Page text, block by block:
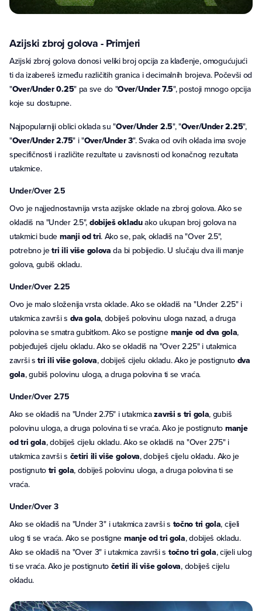
Azijski zbroj golova - Primjeri
Azijski zbroj golova donosi veliki broj opcija za klađenje, omogućujući
ti da izabereš između različitih granica i decimalnih brojeva. Počevši od
"Over/Under 0.25" pa sve do "Over/Under 7.5", postoji mnogo opcija
koje su dostupne.
Najpopularniji oblici oklada su "Over/Under 2.5", "Over/Under 2.25",
"Over/Under 2.75" i "Over/Under 3". Svaka od ovih oklada ima svoje
specifičnosti i različite rezultate u zavisnosti od konačnog rezultata
utakmice.
Under/Over 2.5
Ovo je najjednostavnija vrsta azijske oklade na zbroj golova. Ako se
okladiš na "Under 2.5", dobiješ okladuako ukupan broj golova na
utakmici bude manji od tri. Ako se, pak, okladiš na "Over 2.5",
potrebno jetri ili više golova da bi pobijedio. U slučaju dva ili manje
golova, gubiš okladu.
Under/Over 2.25
Ovo je malo složenija vrsta oklade. Ako se okladiš na "Under 2.25" i
utakmica završi s dva gola, dobiješ polovinu uloga nazad, a druga
polovina se smatra gubitkom. Ako se postigne manje od dva gola,
pobjeđuješ cijelu okladu. Ako se okladiš na "Over 2.25" i utakmica
završi stri ili više golova, dobiješ cijelu okladu. Ako je postignuto dva
gola, gubiš polovinu uloga, a druga polovina ti se vraća.
Under/Over 2.75
Ako se okladiš na "Under 2.75" i utakmicazavrši s tri gola, gubiš
polovinu uloga, a druga polovina ti se vraća. Ako je postignuto manje
od tri gola, dobiješ cijelu okladu. Ako se okladiš na "Over 2.75" i
utakmica završi s četiri ili više golova, dobiješ cijelu okladu. Ako je
postignuto tri gola, dobiješ polovinu uloga, a druga polovina ti se
vraća.
Under/Over 3
Ako se okladiš na "Under 3" i utakmica završi s točno tri gola, cijeli
ulog ti se vraća. Ako se postigne manje od tri gola, dobiješ okladu.
Ako se okladiš na "Over 3" i utakmica završi s točno tri gola, cijeli ulog
ti se vraća. Ako je postignuto četiri ili više golova, dobiješ cijelu
okladu.